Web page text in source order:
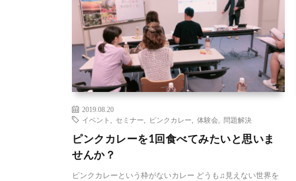
2019.08.20
イベント
セミナー ピンクカレー 体験会 問題解決
ピンクカレーを1回食べてみたいと思いま
せんか？
ピンクカレーという枠がないカレー どうも♫見えない世界を